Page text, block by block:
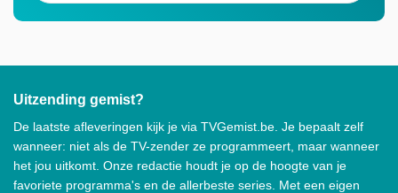
Uitzending gemist?
De laatste afleveringen kijk je via TVGemist.be. Je bepaalt zelf
wanneer: niet als de TV-zender ze programmeert, maar wanneer
het jou uitkomt. Onze redactie houdt je op de hoogte van je
favoriete programma's en de allerbeste series. Met een eigen